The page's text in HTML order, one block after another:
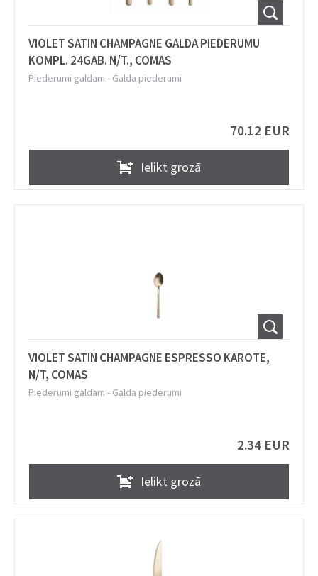
VIOLET SATIN CHAMPAGNE GALDA PIEDERUMU
KOMPL. 24GAB. N/T., COMAS
Piederumi galdam - Galda piederumi
70.12 EUR
Ielikt grozā
VIOLET SATIN CHAMPAGNE ESPRESSO KAROTE,
N/T, COMAS
Piederumi galdam - Galda piederumi
2.34 EUR
Ielikt grozā